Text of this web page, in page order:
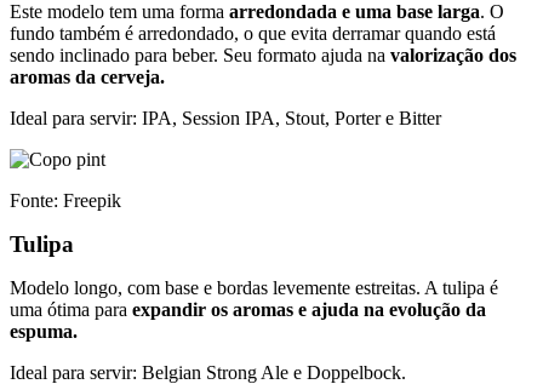
Este modelo tem uma forma arredondada e uma base larga. O
fundo também é arredondado, o que evita derramar quando está
sendo inclinado para beber. Seu formato ajuda na valorização dos
aromas da cerveja.
Ideal para servir: IPA, Session IPA, Stout, Porter e Bitter
Fonte: Freepik
Tulipa
Modelo longo, com base e bordas levemente estreitas. A tulipa é
uma ótima para expandir os aromas e ajuda na evolução da
espuma.
Ideal para servir: Belgian Strong Ale e Doppelbock.